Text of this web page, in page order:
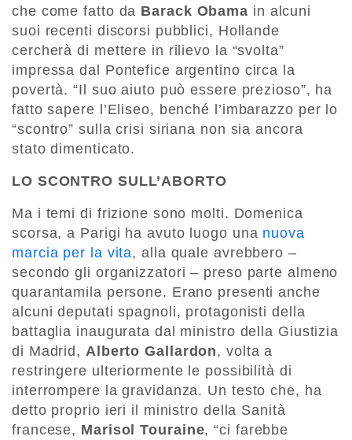
che come fatto da Barack Obama in alcuni
suoi recenti discorsi pubblici, Hollande
cercherà di mettere in rilievo la “svolta”
impressa dal Pontefice argentino circa la
povertà. “Il suo aiuto può essere prezioso”, ha
fatto sapere l’Eliseo, benché l’imbarazzo per lo
“scontro” sulla crisi siriana non sia ancora
stato dimenticato.
LO SCONTRO SULL’ABORTO
Ma i temi di frizione sono molti. Domenica
scorsa, a Parigi ha avuto luogo una nuova
marcia per la vita, alla quale avrebbero –
secondo gli organizzatori – preso parte almeno
quarantamila persone. Erano presenti anche
alcuni deputati spagnoli, protagonisti della
battaglia inaugurata dal ministro della Giustizia
di Madrid, Alberto Gallardon, volta a
restringere ulteriormente le possibilità di
interrompere la gravidanza. Un testo che, ha
detto proprio ieri il ministro della Sanità
francese, Marisol Touraine, “ci farebbe